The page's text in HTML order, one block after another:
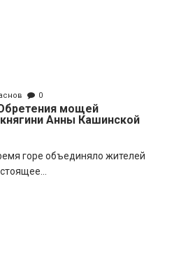
0
мощей
Анны Кашинской
горе объединяло жителей